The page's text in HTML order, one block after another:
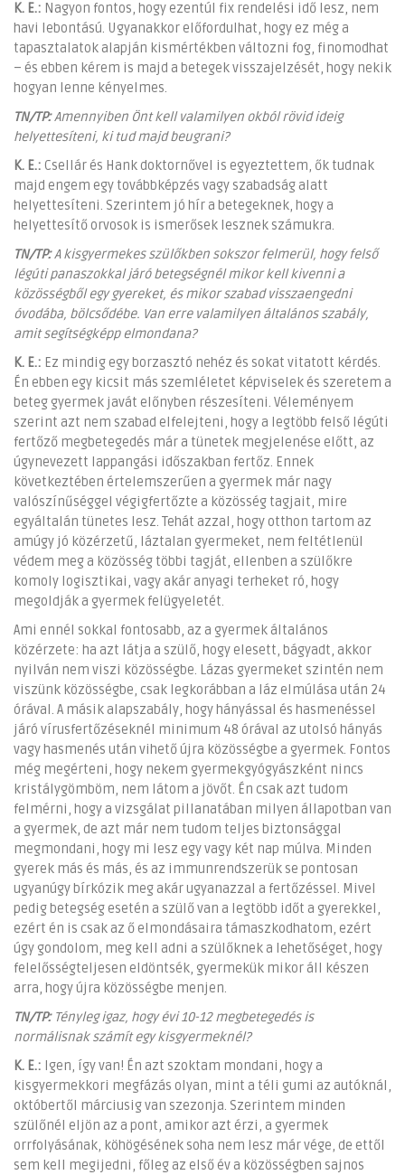
K. E.: Nagyon fontos, hogy ezentúl fix rendelési idő lesz, nem
havi lebontású. Ugyanakkor előfordulhat, hogy ez még a
tapasztalatok alapján kismértékben változni fog, finomodhat
– és ebben kérem is majd a betegek visszajelzését, hogy nekik
hogyan lenne kényelmes.
TN/TP:Amennyiben Önt kell valamilyen okból rövid ideig
helyettesíteni, ki tud majd beugrani?
K. E.: Csellár és Hank doktornővel is egyeztettem, ők tudnak
majd engem egy továbbképzés vagy szabadság alatt
helyettesíteni. Szerintem jó hír a betegeknek, hogy a
helyettesítő orvosok is ismerősek lesznek számukra.
TN/TP:A kisgyermekes szülőkben sokszor felmerül, hogy felső
légúti panaszokkal járó betegségnél mikor kell kivenni a
közösségből egy gyereket, és mikor szabad visszaengedni
óvodába, bölcsődébe. Van erre valamilyen általános szabály,
amit segítségképp elmondana?
K. E.: Ez mindig egy borzasztó nehéz és sokat vitatott kérdés.
Én ebben egy kicsit más szemléletet képviselek és szeretem a
beteg gyermek javát előnyben részesíteni. Véleményem
szerint azt nem szabad elfelejteni, hogy a legtöbb felső légúti
fertőző megbetegedés már a tünetek megjelenése előtt, az
úgynevezett lappangási időszakban fertőz. Ennek
következtében értelemszerűen a gyermek már nagy
valószínűséggel végigfertőzte a közösség tagjait, mire
egyáltalán tünetes lesz. Tehát azzal, hogy otthon tartom az
amúgy jó közérzetű, láztalan gyermeket, nem feltétlenül
védem meg a közösség többi tagját, ellenben a szülőkre
komoly logisztikai, vagy akár anyagi terheket ró, hogy
megoldják a gyermek felügyeletét.
Ami ennél sokkal fontosabb, az a gyermek általános
közérzete: ha azt látja a szülő, hogy elesett, bágyadt, akkor
nyilván nem viszi közösségbe. Lázas gyermeket szintén nem
viszünk közösségbe, csak legkorábban a láz elmúlása után 24
órával. A másik alapszabály, hogy hányással és hasmenéssel
járó vírusfertőzéseknél minimum 48 órával az utolsó hányás
vagy hasmenés után vihető újra közösségbe a gyermek. Fontos
még megérteni, hogy nekem gyermekgyógyászként nincs
kristálygömböm, nem látom a jövőt. Én csak azt tudom
felmérni, hogy a vizsgálat pillanatában milyen állapotban van
a gyermek, de azt már nem tudom teljes biztonsággal
megmondani, hogy mi lesz egy vagy két nap múlva. Minden
gyerek más és más, és az immunrendszerük se pontosan
ugyanúgy bírkózik meg akár ugyanazzal a fertőzéssel. Mivel
pedig betegség esetén a szülő van a legtöbb időt a gyerekkel,
ezért én is csak az ő elmondásaira támaszkodhatom, ezért
úgy gondolom, meg kell adni a szülőknek a lehetőséget, hogy
felelősségteljesen eldöntsék, gyermekük mikor áll készen
arra, hogy újra közösségbe menjen.
TN/TP:Tényleg igaz, hogy évi 10-12 megbetegedés is
normálisnak számít egy kisgyermeknél?
K. E.: Igen, így van! Én azt szoktam mondani, hogy a
kisgyermekkori megfázás olyan, mint a téli gumi az autóknál,
októbertől márciusig van szezonja. Szerintem minden
szülőnél eljön az a pont, amikor azt érzi, a gyermek
orrfolyásának, köhögésének soha nem lesz már vége, de ettől
sem kell megijedni, főleg az első év a közösségben sajnos